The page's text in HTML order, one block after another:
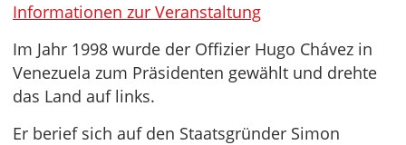
Informationen zur Veranstaltung
Im Jahr 1998 wurde der Offizier Hugo Chávez in
Venezuela zum Präsidenten gewählt und drehte
das Land auf links.
Er berief sich auf den Staatsgründer Simon